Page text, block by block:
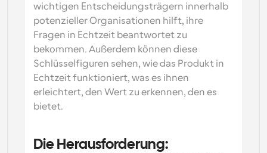
wichtigen Entscheidungsträgern innerhalb
potenzieller Organisationen hilft, ihre
Fragen in Echtzeit beantwortet zu
bekommen. Außerdem können diese
Schlüsselfiguren sehen, wie das Produkt in
Echtzeit funktioniert, was es ihnen
erleichtert, den Wert zu erkennen, den es
bietet.
Die Herausforderung: